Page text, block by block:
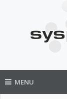
MENU